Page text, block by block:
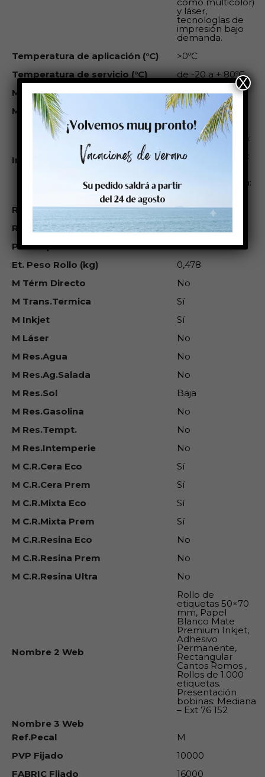
y láser,
tecnologías de
impresión bajo
demanda.
Temperatura de aplicación (°C)
>0ºC
Temperatura de servicio (°C)
de -20 a + 80ºC
M Adhesión Inicial
18 N/25mm
M Adhesión Final
10 N/25mm
Impresoras compatibles
Éste rollo es
compatible con:
Cab: Epson
Colorwork: Sato:
SwifColor: Zebra:
Godex:
R Ancho mm
0
R_Largo_mt
0
Plazo aprovisionamiento
10
Et. Peso Rollo (kg)
0,478
M Térm Directo
No
M Trans.Termica
Sí
M Inkjet
Sí
M Láser
No
M Res.Agua
No
M Res.Ag.Salada
No
M Res.Sol
Baja
M Res.Gasolina
No
M Res.Tempt.
No
M Res.Intemperie
No
M C.R.Cera Eco
Sí
M C.R.Cera Prem
Sí
M C.R.Mixta Eco
Sí
M C.R.Mixta Prem
Sí
M C.R.Resina Eco
No
M C.R.Resina Prem
No
M C.R.Resina Ultra
No
Nombre 2 Web
Rollo de
etiquetas 50×70
mm, Papel
Blanco Mate
Premium Inkjet,
Adhesivo
Permanente,
Rectangular
Cantos Romos ,
Rollos de 1.000
etiquetas.
Presentación
bobinas: Mediana
– Ext 76 152
Nombre 3 Web
Ref.Pecal
M
PVP Fijado
10000
FABRIC Fijado
16000
X